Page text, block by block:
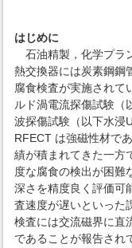
はじめに
石油精製，化学プラ
熱交換器には炭素鋼鋼
腐食検査が実施されて
ルド渦電流探傷試験（
波探傷試験（以下水浸
RFECT は強磁性材で
績が積まれてきた一方
度な腐食の検出が困難
深さを精度良く評価可
査速度が遅いといった
検査には交流磁界に直
であることが報告され